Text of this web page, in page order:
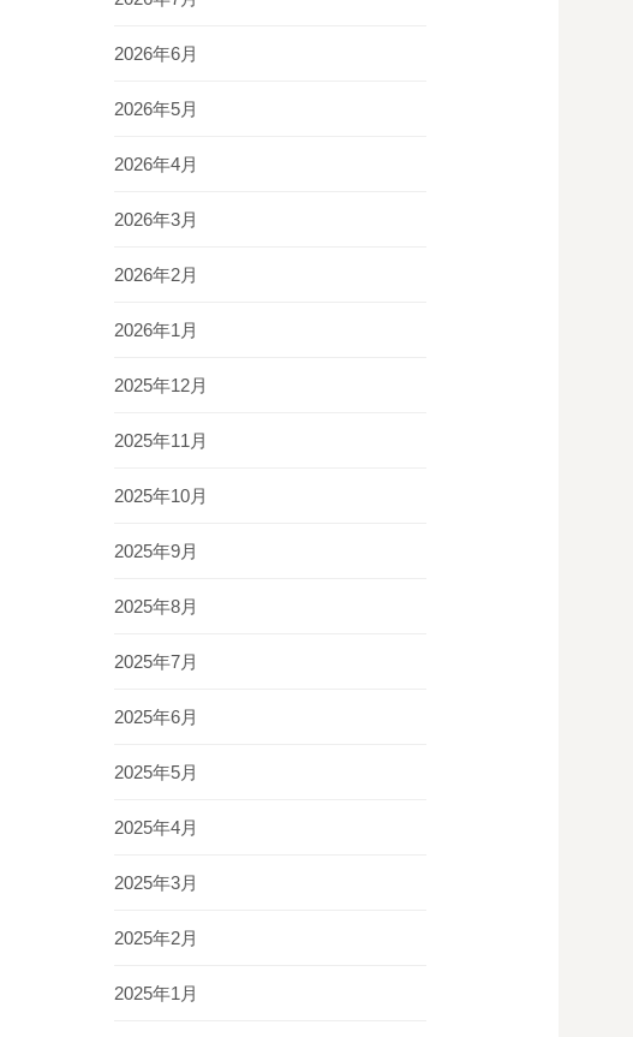
2026年6月
2026年5月
2026年4月
2026年3月
2026年2月
2026年1月
2025年12月
2025年11月
2025年10月
2025年9月
2025年8月
2025年7月
2025年6月
2025年5月
2025年4月
2025年3月
2025年2月
2025年1月